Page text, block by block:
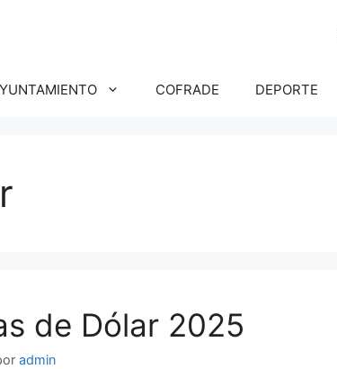
COFRADE DEPORTE
de Dólar 2025
admin